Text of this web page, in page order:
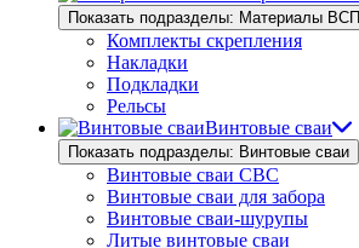
Показать подразделы: Материалы ВСП
Комплекты скрепления
Накладки
Подкладки
Рельсы
Винтовые сваи
Показать подразделы: Винтовые сваи
Винтовые сваи СВС
Винтовые сваи для забора
Винтовые сваи-шурупы
Литые винтовые сваи